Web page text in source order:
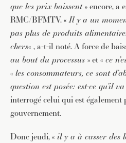
que les prix baissent» encore, a
RMC/BFMTV. «Il y a un
pas plus de produits
chers« , a-t-il noté. A force de
au bout du processus » et « ce
« les consommateurs, ce sont
question est posée: est-ce qu’il
interrogé celui qui est
gouvernement.
Donc jeudi, « il y a à casser des